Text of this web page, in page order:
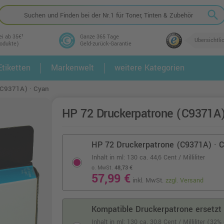
search
ab 35€¹
Ganze 365 Tage
Geld-zurück-Garantie
2.
Markenwelt weitere Kategorien
· Cyan
HP 72 Druckerpatrone
HP 72 Druckerpatrone (C9371A) ·
Inhalt in ml: 130 ca. 44,6 Cent / Milliliter
o. MwSt. 48,73 €
57,99 € inkl. MwSt. zzgl. Versand
Kompatible Druckerpatrone ersetzt
Inhalt in ml: 130 ca. 30,8 Cent / Milliliter (32%